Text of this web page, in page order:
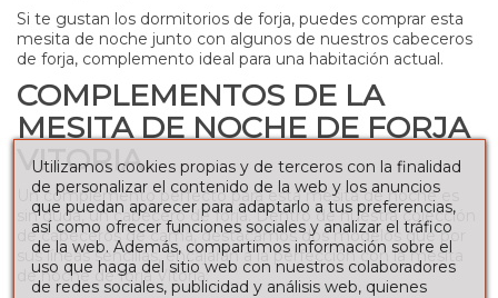
Si te gustan los dormitorios de forja, puedes comprar esta
mesita de noche junto con algunos de nuestros cabeceros
de forja, complemento ideal para una habitación actual.
COMPLEMENTOS DE LA
MESITA DE NOCHE DE FORJA
VITORIA
Un complemento perfecto para esta mesita de noche es
sin duda, un cabecero de forja. Dentro de nuestra colección
de cabeceros de cama, destacamos dos modelos que por
sus líneas sencillas, encajarán a la perfección con la mesita
de noche de forja Vitoria:
Utilizamos cookies propias y de terceros con la finalidad
de personalizar el contenido de la web y los anuncios
que puedan aparecer para adaptarlo a tus preferencias,
así como ofrecer funciones sociales y analizar el tráfico
de la web. Además, compartimos información sobre el
uso que haga del sitio web con nuestros colaboradores
de redes sociales, publicidad y análisis web, quienes